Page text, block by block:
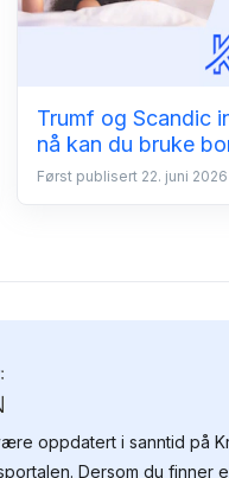
Trumf og Scandic
nå kan du bruke
Først publisert 22. juni 2026
oppdatert i sanntid på
Dersom du finner